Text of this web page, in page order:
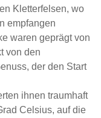
Kletterfelsen, wo
empfangen
waren geprägt von
von den
der den Start
ihnen traumhaft
Celsius, auf die